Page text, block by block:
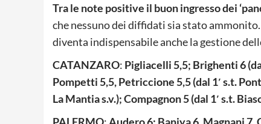
Tra le note positive il buon ingresso dei
che nessuno dei diffidati sia stato
diventa indispensabile anche la gestione
CATANZARO: Pigliacelli 5,5; Brighenti 6
Pompetti 5,5, Petriccione 5,5 (dal 1′ s.t.
La Mantia s.v.); Compagnon 5 (dal 1′ s.t.